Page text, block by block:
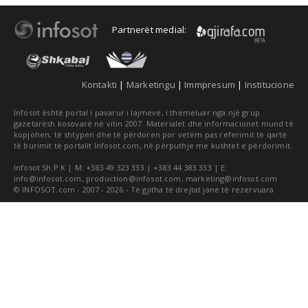
Partnerët medial:
Kontakti | Marketingu | Immpresum | Institucione
Infosot është portal i pavarur i lajmeve, i themeluar nga një grup
gazetarësh kosovarë në vitin 2007. Materialet dhe informacionet mund të
kopjohen, të shtypen dhe të përdoren por vetëm pas referimit të qartë
të burimit të portalit Infosot.com, në përputhje me kushtet e përdorimit.
Infosot Sh.P.K | M: +383 49 323 333 | +383 44 383 333 | E:
info@infosot.com , production@infosot.com , marketing@infosot.com
© INFOSOT.com - 2007 - 2026 - Të gjitha të drejtat janë të rezervuara